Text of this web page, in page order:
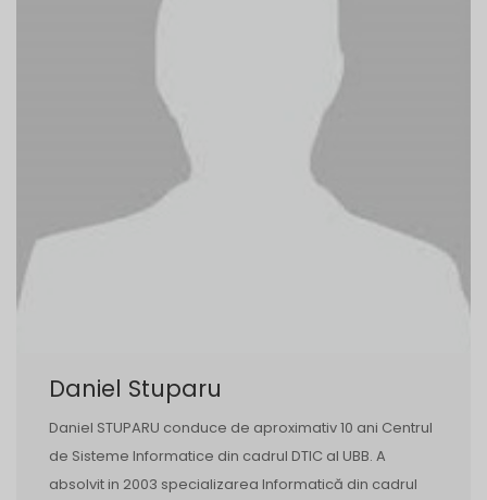
Daniel Stuparu
Daniel STUPARU conduce de aproximativ 10 ani Centrul
de Sisteme Informatice din cadrul DTIC al UBB. A
absolvit in 2003 specializarea Informatică din cadrul